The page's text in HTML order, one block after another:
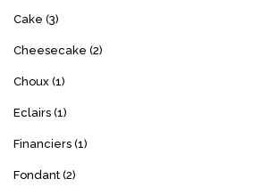
Cake (3)
Cheesecake (2)
Choux (1)
Eclairs (1)
Financiers (1)
Fondant (2)